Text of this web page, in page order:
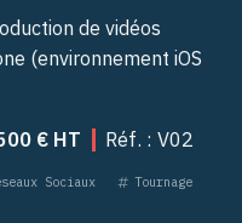
de vidéos
(environnement iOS
€ HT Réf. : V02
Sociaux Tournage